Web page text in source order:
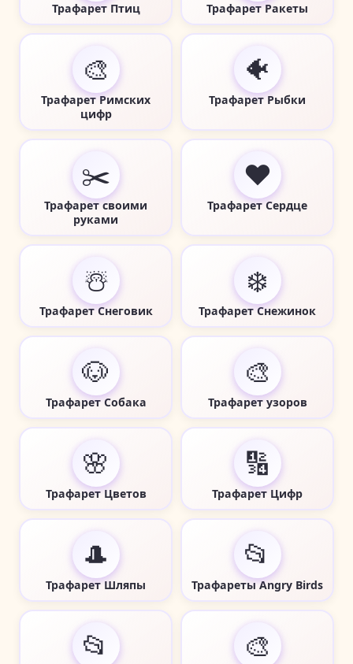
Трафарет Птиц Трафарет Ракеты
🎨
Трафарет Римских
цифр
🐠
Трафарет Рыбки
✂️
Трафарет своими
руками
❤️
Трафарет Сердце
☃️
Трафарет Снеговик
❄️
Трафарет Снежинок
🐶
Трафарет Собака
🎨
Трафарет узоров
🌸
Трафарет Цветов
🔢
Трафарет Цифр
🎩
Трафарет Шляпы
📂
Трафареты Angry Birds
📂 🎨